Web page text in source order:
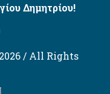
Δημητρίου!
/ All Rights